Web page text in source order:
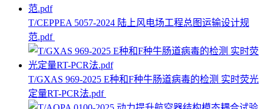
T/CEPPEA 5057-2024 陆上风电场工程总图运输设计规
范.pdf
T/GXAS 969-2025 E种和F种牛肠道病毒的检测 实时荧光
定量RT-PCR法.pdf